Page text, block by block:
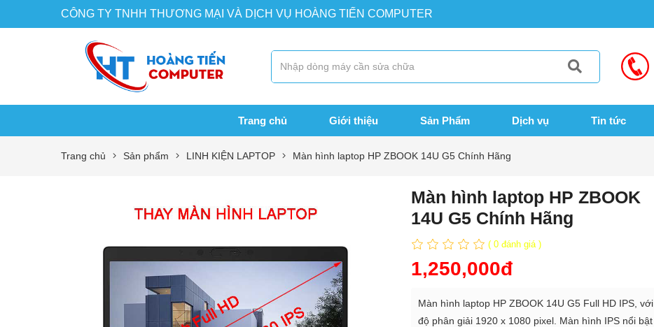
CÔNG TY TNHH THƯƠNG MẠI VÀ DỊCH VỤ HOÀNG TIẾN COMPUTER
Trang chủ Giới thiệu Sản Phẩm Dịch vụ Tin tức
Trang chủ Sản phẩm LINH KIỆN LAPTOP Màn hình laptop HP ZBOOK 14U G5 Chính Hãng
Màn hình laptop HP ZBOOK
14U G5 Chính Hãng
( 0 đánh giá )
1,250,000đ
Màn hình laptop HP ZBOOK 14U G5 Full HD IPS, với
độ phân giải 1920 x 1080 pixel. Màn hình IPS nổi bật